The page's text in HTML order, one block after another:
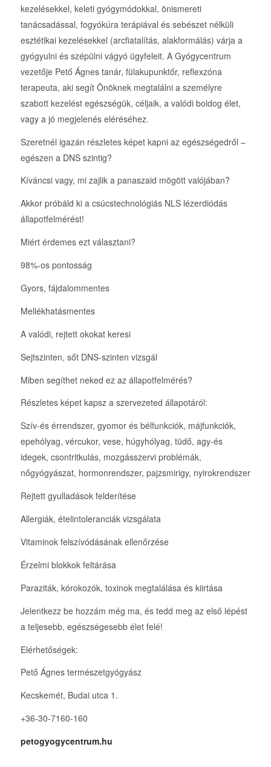
kezelésekkel, keleti gyógymódokkal, önismereti
tanácsadással, fogyókúra terápiával és sebészet nélküli
esztétikai kezelésekkel (arcfiatalítás, alakformálás) várja a
gyógyulni és szépülni vágyó ügyfeleit. A Gyógycentrum
vezetője Pető Ágnes tanár, fülakupunktőr, reflexzóna
terapeuta, aki segít Önöknek megtalálni a személyre
szabott kezelést egészségük, céljaik, a valódi boldog élet,
vagy a jó megjelenés eléréséhez.
Szeretnél igazán részletes képet kapni az egészségedről –
egészen a DNS szintig?
Kíváncsi vagy, mi zajlik a panaszaid mögött valójában?
Akkor próbáld ki a csúcstechnológiás NLS lézerdiódás
állapotfelmérést!
Miért érdemes ezt választani?
98%-os pontosság
Gyors, fájdalommentes
Mellékhatásmentes
A valódi, rejtett okokat keresi
Sejtszinten, sőt DNS-szinten vizsgál
Miben segíthet neked ez az állapotfelmérés?
Részletes képet kapsz a szervezeted állapotáról:
Szív-és érrendszer, gyomor és bélfunkciók, májfunkciók,
epehólyag, vércukor, vese, húgyhólyag, tüdő, agy-és
idegek, csontritkulás, mozgásszervi problémák,
nőgyógyászat, hormonrendszer, pajzsmirigy, nyirokrendszer
Rejtett gyulladások felderítése
Allergiák, ételintoleranciák vizsgálata
Vitaminok felszívódásának ellenőrzése
Érzelmi blokkok feltárása
Paraziták, kórokozók, toxinok megtalálása és kiirtása
Jelentkezz be hozzám még ma, és tedd meg az első lépést
a teljesebb, egészségesebb élet felé!
Elérhetőségek:
Pető Ágnes természetgyógyász
Kecskemét, Budai utca 1.
+36-30-7160-160
petogyogycentrum.hu